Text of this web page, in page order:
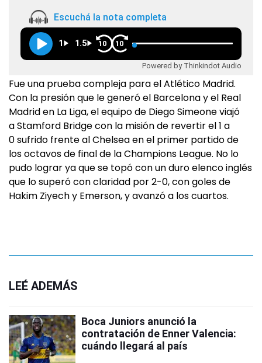
Escuchá la nota completa
1 1.5 10 10
Powered by Thinkindot Audio
Fue una prueba compleja para el Atlético Madrid.
Con la presión que le generó el Barcelona y el Real
Madrid en La Liga, el equipo de Diego Simeone viajó
a Stamford Bridge con la misión de revertir el 1 a
0 sufrido frente al Chelsea en el primer partido de
los octavos de final de la Champions League. No lo
pudo lograr ya que se topó con un duro elenco inglés
que lo superó con claridad por 2-0, con goles de
Hakim Ziyech y Emerson, y avanzó a los cuartos.
LEÉ ADEMÁS
Boca Juniors anunció la
contratación de Enner Valencia:
cuándo llegará al país